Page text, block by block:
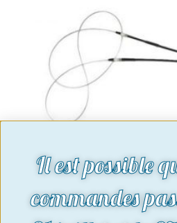
Câble de frein à
P5 – P7 –
Il est possible
commandes